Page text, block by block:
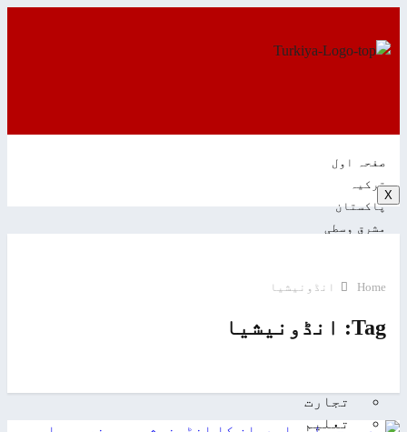
صفحہ اول
ترکیہ
پاکستان
مشرق وسطی
کاروبار
ویڈیوز
تجارت
تعلیم
X
Home انڈونیشیا
Tag: انڈونیشیا